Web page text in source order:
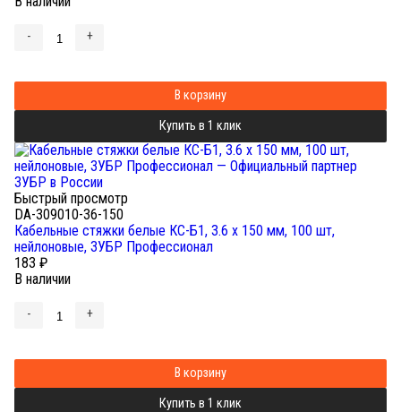
- +
В корзину
Купить в 1 клик
Быстрый просмотр
DA-309010-36-150
Кабельные стяжки белые КС-Б1, 3.6 x 150 мм, 100 шт,
нейлоновые, ЗУБР Профессионал
183 ₽
В наличии
- +
В корзину
Купить в 1 клик